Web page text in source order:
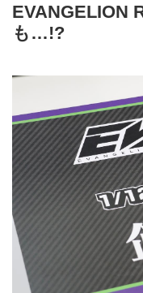
EVANGELION
も…!?